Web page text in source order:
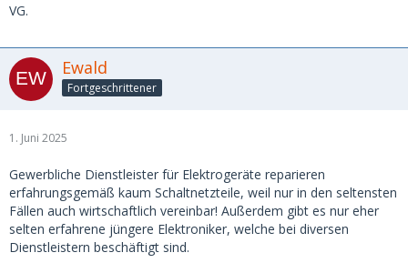
VG.
Ewald
Fortgeschrittener
1. Juni 2025
Gewerbliche Dienstleister für Elektrogeräte reparieren
erfahrungsgemäß kaum Schaltnetzteile, weil nur in den seltensten
Fällen auch wirtschaftlich vereinbar! Außerdem gibt es nur eher
selten erfahrene jüngere Elektroniker, welche bei diversen
Dienstleistern beschäftigt sind.